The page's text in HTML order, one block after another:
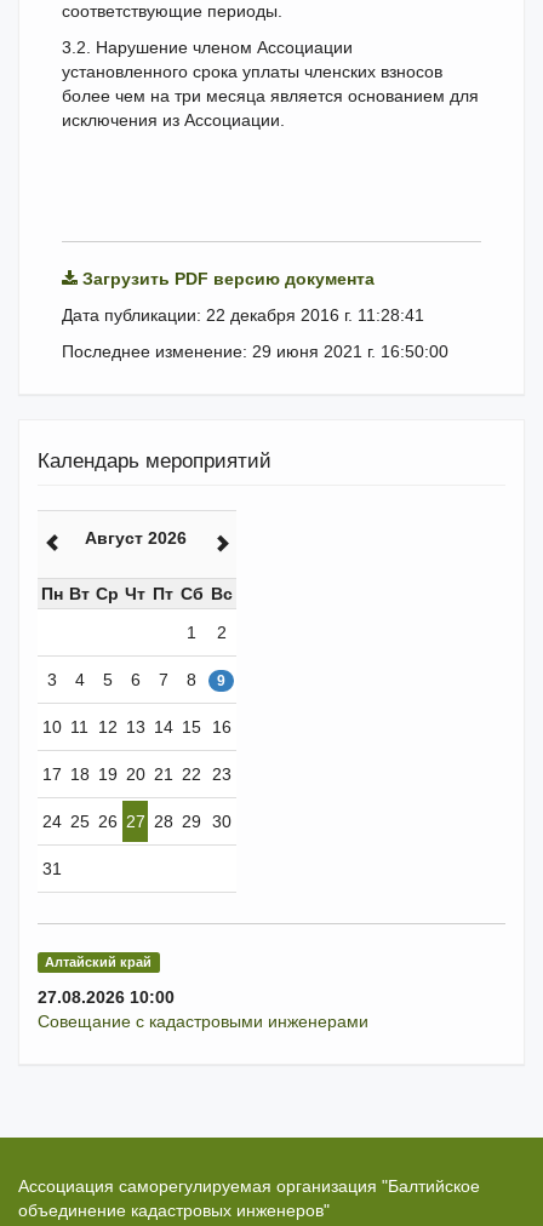
соответствующие периоды.
3.2. Нарушение членом Ассоциации
установленного срока уплаты членских взносов
более чем на три месяца является основанием для
исключения из Ассоциации.
Загрузить PDF версию документа
Дата публикации: 22 декабря 2016 г. 11:28:41
Последнее изменение: 29 июня 2021 г. 16:50:00
Календарь мероприятий
Август 2026
Пн Вт Ср Чт Пт Сб Вс
1
2
3 4 5 6 7 8 9
10 11 12 13 14 15 16
17 18 19 20 21 22 23
24 25 26 27 28 29 30
31
Алтайский край
27.08.2026 10:00
Совещание с кадастровыми инженерами
Ассоциация саморегулируемая организация "Балтийское
объединение кадастровых инженеров"